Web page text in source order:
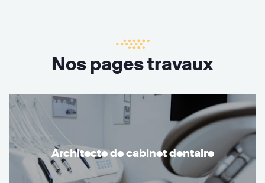
Nos pages travaux
Architecte de cabinet dentaire